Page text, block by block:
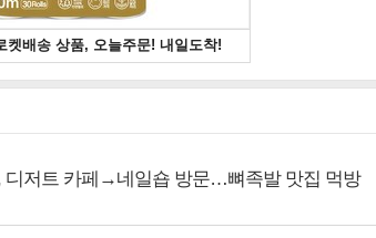
디저트 카페→네일숍 방문…뼈족발 맛집 먹방